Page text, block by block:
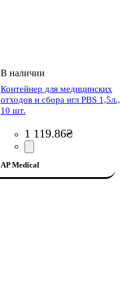
Контейнер для медицинских
отходов и сбора игл PBS 1,5л.,
10 шт.
1 119.86₴
AP Medical